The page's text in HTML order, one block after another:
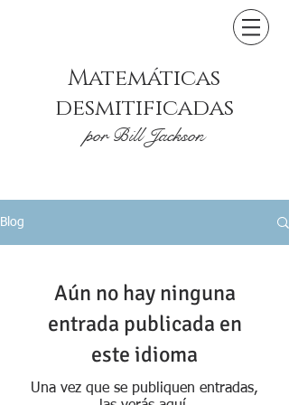
Matemáticas
desmitificadas
por Bill Jackson
Blog
Aún no hay ninguna
entrada publicada en
este idioma
Una vez que se publiquen entradas,